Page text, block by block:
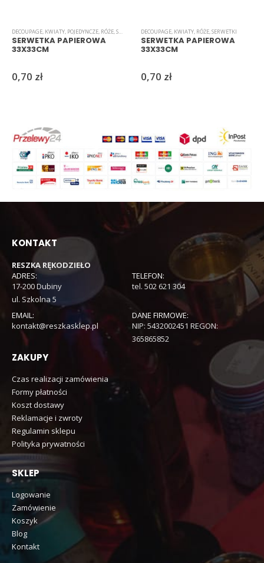
DECOUPAGE, KWIATY, POJEDYNCZE, RÓŻE,SERWETKI ,ZWIERZĘTA/NATURA
SERWETKA PAPIEROWA
33X33CM
0,70 zł
DECOUPAGE, KWIATY, RÓŻE,SERWETKI
SERWETKA PAPIEROWA
33X33CM
0,70 zł
KONTAKT
RESZKA RĘKODZIEŁO
ADRES:
17-200 Dubiny
ul. Szkolna 5
TELEFON:
tel. 502 621 304
EMAIL:
kontakt@reszkasklep.pl
DANE FIRMOWE:
NIP: 5432002451 REGON:
365865852
ZAKUPY
Czas realizacji zamówienia
Formy płatności
Koszt dostawy
Reklamacje i zwroty
Regulamin sklepu
Polityka prywatności
SKLEP
Logowanie
Zamówienie
Koszyk
Blog
Kontakt